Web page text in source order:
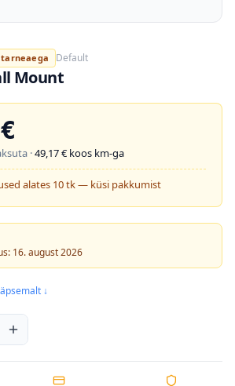
tarneaega Default
Mount
€
·49,17€ koos km-ga
alates 10 tk — küsi pakkumist
16. august 2026
↓